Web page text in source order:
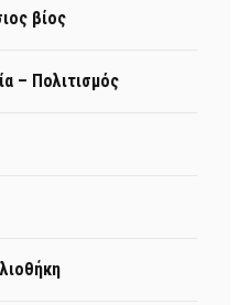
βίος
– Πολιτισμός